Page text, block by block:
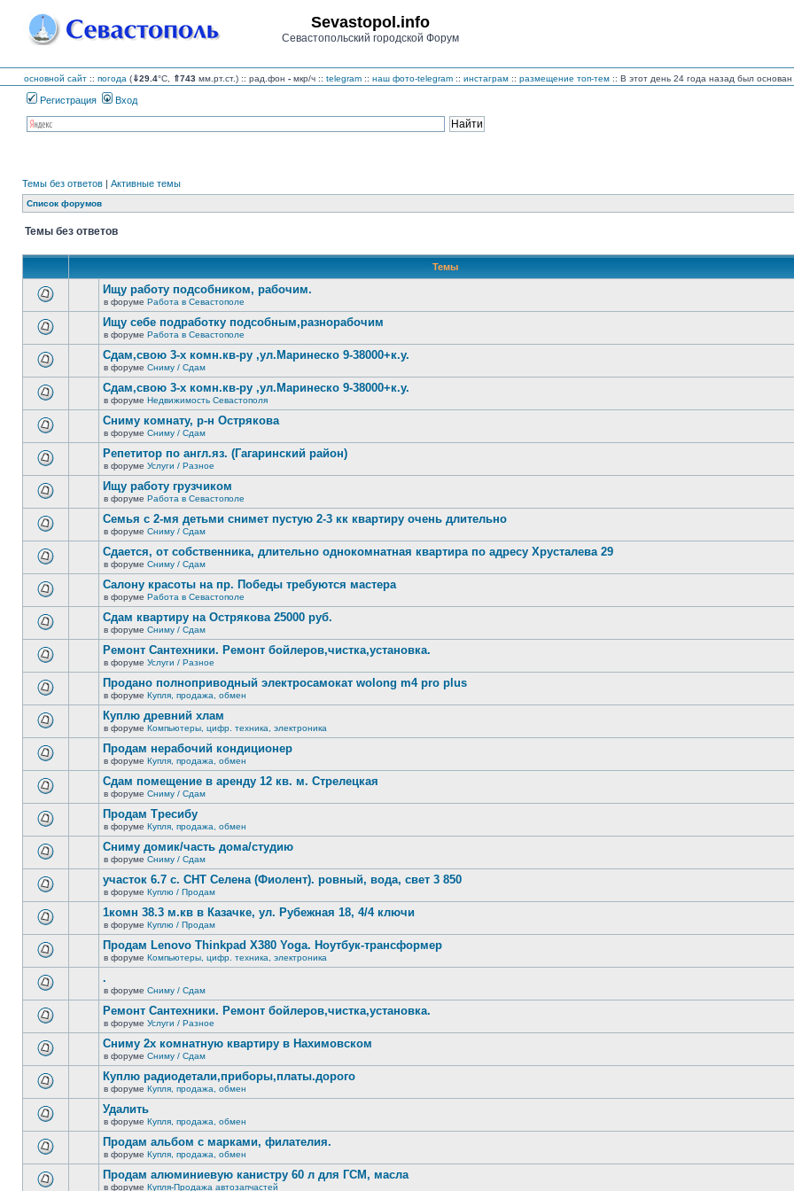
Sevastopol.info
Севастопольский городской Форум
основной сайт :: погода (⇓29.4°C, ⇑743 мм.рт.ст.) :: рад.фон - мкр/ч :: telegram :: наш фото-telegram :: инстаграм :: размещение топ-тем :: В этот день 24 года назад был
Регистрация Вход
Темы без ответов | Активные темы
Список форумов
Темы без ответов
Темы
новых
непрочитанных
сообщений.
Ищу работу подсобником, рабочим.
в форуме Работа в Севастополе
новых
непрочитанных
сообщений.
Ищу себе подработку подсобным,разнорабочим
в форуме Работа в Севастополе
новых
непрочитанных
сообщений.
Сдам,свою 3-х комн.кв-ру ,ул.Маринеско 9-38000+к.у.
в форуме Сниму / Сдам
новых
непрочитанных
сообщений.
Сдам,свою 3-х комн.кв-ру ,ул.Маринеско 9-38000+к.у.
в форуме Недвижимость Севастополя
новых
непрочитанных
сообщений.
Сниму комнату, р-н Острякова
в форуме Сниму / Сдам
новых
непрочитанных
сообщений.
Репетитор по англ.яз. (Гагаринский район)
в форуме Услуги / Разное
новых
непрочитанных
сообщений.
Ищу работу грузчиком
в форуме Работа в Севастополе
новых
непрочитанных
сообщений.
Семья с 2-мя детьми снимет пустую 2-3 кк квартиру очень длительно
в форуме Сниму / Сдам
новых
непрочитанных
сообщений.
Сдается, от собственника, длительно однокомнатная квартира по адресу Хрусталева 29
в форуме Сниму / Сдам
новых
непрочитанных
сообщений.
Салону красоты на пр. Победы требуются мастера
в форуме Работа в Севастополе
новых
непрочитанных
сообщений.
Сдам квартиру на Острякова 25000 руб.
в форуме Сниму / Сдам
новых
непрочитанных
сообщений.
Ремонт Сантехники. Ремонт бойлеров,чистка,установка.
в форуме Услуги / Разное
новых
непрочитанных
сообщений.
Продано полноприводный электросамокат wolong m4 pro plus
в форуме Купля, продажа, обмен
новых
непрочитанных
сообщений.
Куплю древний хлам
в форуме Компьютеры, цифр. техника, электроника
новых
непрочитанных
сообщений.
Продам нерабочий кондиционер
в форуме Купля, продажа, обмен
новых
непрочитанных
сообщений.
Сдам помещение в аренду 12 кв. м. Стрелецкая
в форуме Сниму / Сдам
новых
непрочитанных
сообщений.
Продам Тресибу
в форуме Купля, продажа, обмен
новых
непрочитанных
сообщений.
Сниму домик/часть дома/студию
в форуме Сниму / Сдам
новых
непрочитанных
сообщений.
участок 6.7 с. СНТ Селена (Фиолент). ровный, вода, свет 3 850
в форуме Куплю / Продам
новых
непрочитанных
сообщений.
1комн 38.3 м.кв в Казачке, ул. Рубежная 18, 4/4 ключи
в форуме Куплю / Продам
новых
непрочитанных
сообщений.
Продам Lenovo Thinkpad X380 Yoga. Ноутбук-трансформер
в форуме Компьютеры, цифр. техника, электроника
новых
непрочитанных
сообщений.
.
в форуме Сниму / Сдам
новых
непрочитанных
сообщений.
Ремонт Сантехники. Ремонт бойлеров,чистка,установка.
в форуме Услуги / Разное
новых
непрочитанных
сообщений.
Сниму 2х комнатную квартиру в Нахимовском
в форуме Сниму / Сдам
новых
непрочитанных
сообщений.
Куплю радиодетали,приборы,платы.дорого
в форуме Купля, продажа, обмен
новых
непрочитанных
сообщений.
Удалить
в форуме Купля, продажа, обмен
Продам альбом с марками, филателия.
в форуме Купля, продажа, обмен
Продам алюминиевую канистру 60 л для ГСМ, масла
в форуме Купля-Продажа автозапчастей